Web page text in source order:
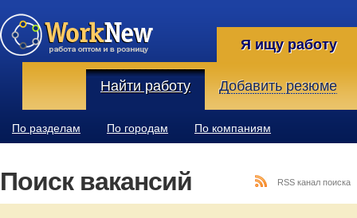
Я ищу работу
Найти работу Добавить резюме
По разделам По городам По компаниям
Поиск вакансий RSS канал поиска